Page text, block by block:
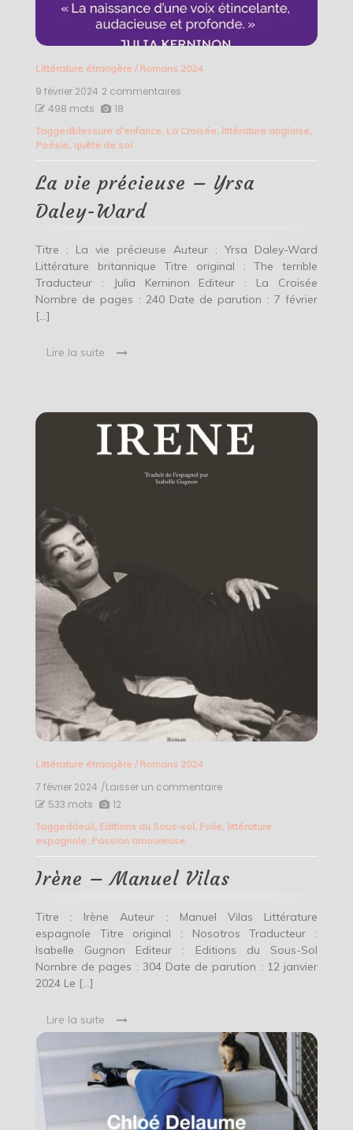
Littérature étrangère/ Romans 2024
9 février 2024 2 commentaires
précieuse
Daley-
Ward
498 mots 18
Taggedblessure d’enfance, La Croisée, littérature anglaise,
Poésie, quête de soi
La vie précieuse – Yrsa
Daley-Ward
Titre : La vie précieuse Auteur : Yrsa Daley-Ward
Littérature britannique Titre original : The terrible
Traducteur : Julia Kerninon Editeur : La Croisée
Nombre de pages : 240 Date de parution : 7 février
[…]
Lire la suite
Littérature étrangère/ Romans 2024
7 février 2024 /Laisser un commentaireon
Manuel
533 mots 12
Taggeddeuil, Editions du Sous-sol, Folie, littérature
espagnole, Passion amoureuse
Irène – Manuel Vilas
Titre : Irène Auteur : Manuel Vilas Littérature
espagnole Titre original : Nosotros Traducteur :
Isabelle Gugnon Editeur : Editions du Sous-Sol
Nombre de pages : 304 Date de parution : 12 janvier
2024 Le […]
Lire la suite